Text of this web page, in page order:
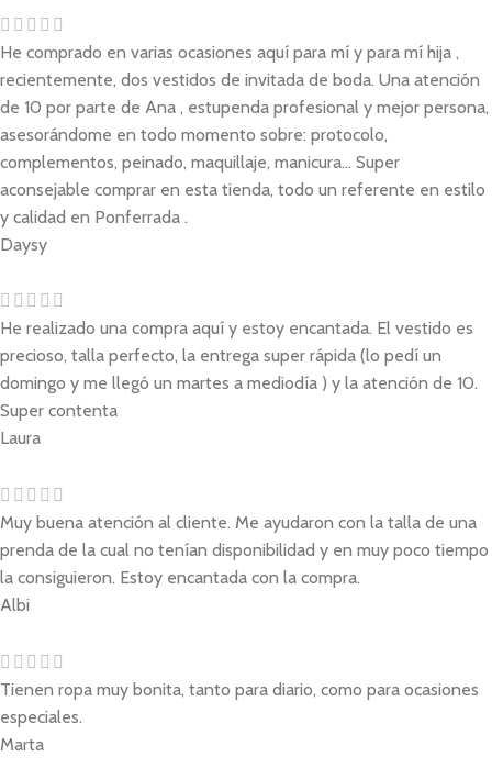
He comprado en varias ocasiones aquí para mí y para mí hija ,
recientemente, dos vestidos de invitada de boda. Una atención
de 10 por parte de Ana , estupenda profesional y mejor persona,
asesorándome en todo momento sobre: protocolo,
complementos, peinado, maquillaje, manicura... Super
aconsejable comprar en esta tienda, todo un referente en estilo
y calidad en Ponferrada .
Daysy
He realizado una compra aquí y estoy encantada. El vestido es
precioso, talla perfecto, la entrega super rápida (lo pedí un
domingo y me llegó un martes a mediodía ) y la atención de 10.
Super contenta
Laura
Muy buena atención al cliente. Me ayudaron con la talla de una
prenda de la cual no tenían disponibilidad y en muy poco tiempo
la consiguieron. Estoy encantada con la compra.
Albi
Tienen ropa muy bonita, tanto para diario, como para ocasiones
especiales.
Marta